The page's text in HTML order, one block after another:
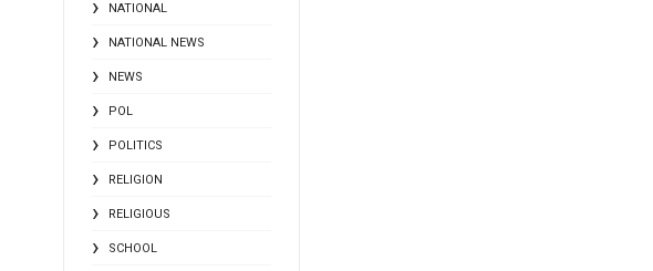
NATIONAL
NATIONAL NEWS
NEWS
POL
POLITICS
RELIGION
RELIGIOUS
SCHOOL